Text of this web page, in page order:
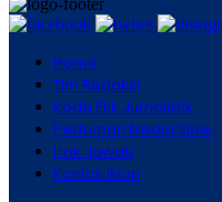
Home
Tim Redaksi
Kode Etik Jurnalistik
Pedoman Media Siber
Hak Jawab
Kontak Iklan